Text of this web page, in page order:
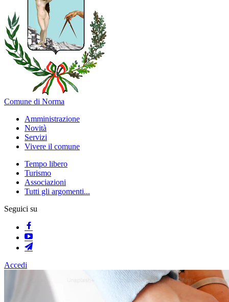
Comune di Norma
Amministrazione
Novità
Servizi
Vivere il comune
Tempo libero
Turismo
Associazioni
Tutti gli argomenti...
Seguici su
Accedi